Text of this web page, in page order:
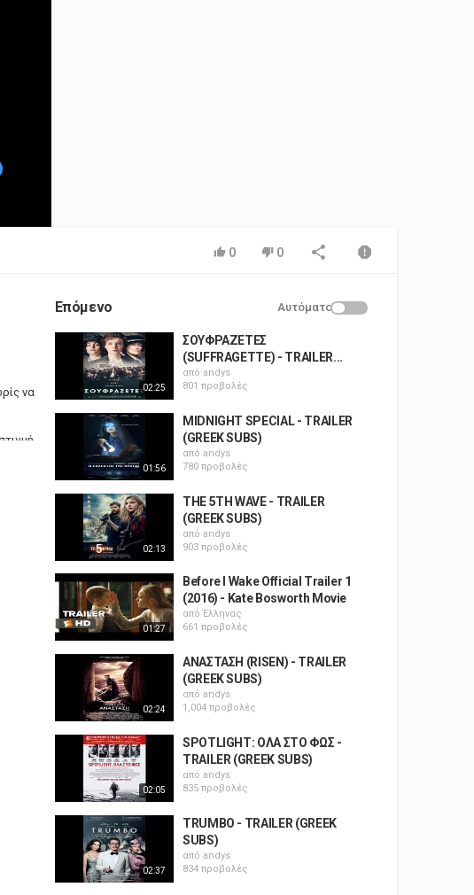
0 0
να
Επόμενο Αυτόματο
02:25
ΣΟΥΦΡΑΖΕΤΕΣ
(SUFFRAGETTE) - TRAILER...
από andys
801 προβολές
01:56
MIDNIGHT SPECIAL - TRAILER
(GREEK SUBS)
από andys
780 προβολές
02:13
THE 5TH WAVE - TRAILER
(GREEK SUBS)
από andys
903 προβολές
01:27
Before I Wake Official Trailer 1
(2016) - Kate Bosworth Movie
απόΈλληνας
661 προβολές
02:24
ΑΝΑΣΤΑΣΗ (RISEN) - TRAILER
(GREEK SUBS)
από andys
1,004 προβολές
02:05
SPOTLIGHT: ΟΛΑ ΣΤΟ ΦΩΣ -
TRAILER (GREEK SUBS)
από andys
835 προβολές
02:37
TRUMBO - TRAILER (GREEK
SUBS)
από andys
834 προβολές